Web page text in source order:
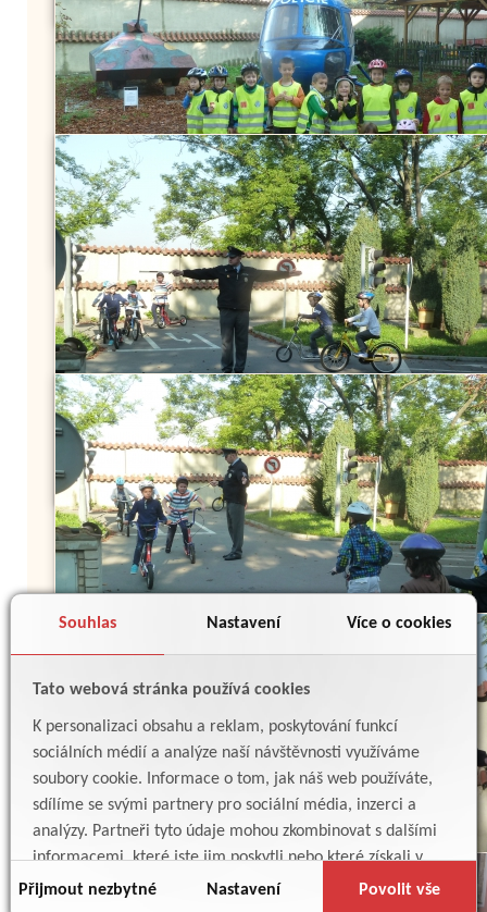
Souhlas Nastavení Více o cookies
Tato webová stránka používá cookies
K personalizaci obsahu a reklam, poskytování funkcí
sociálních médií a analýze naší návštěvnosti využíváme
soubory cookie. Informace o tom, jak náš web používáte,
sdílíme se svými partnery pro sociální média, inzerci a
analýzy. Partneři tyto údaje mohou zkombinovat s dalšími
informacemi, které jste jim poskytli nebo které získali v
důsledku toho, že používáte jejich služby.
Přijmout nezbytné Nastavení Povolit vše